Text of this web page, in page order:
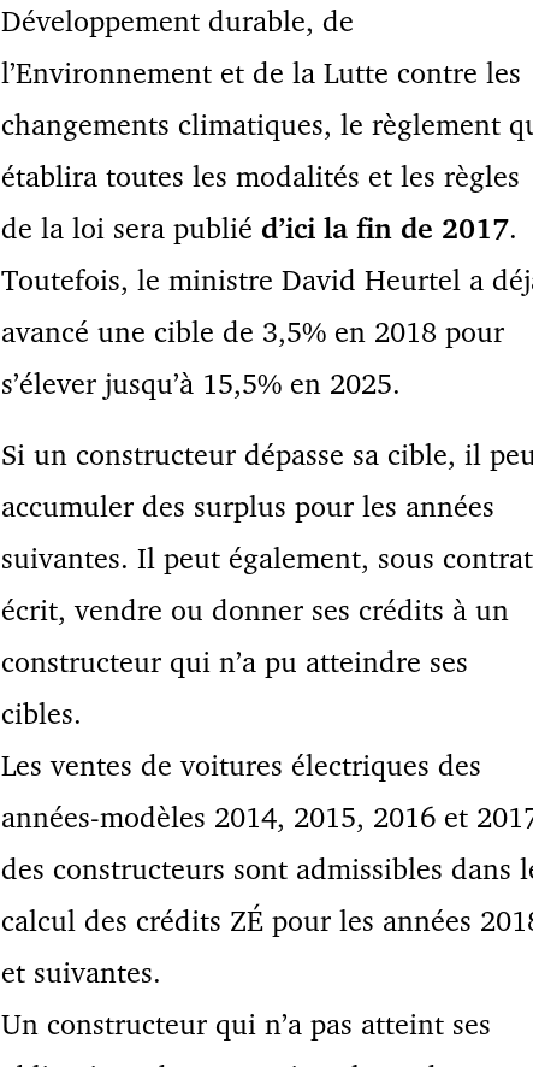
Développement durable, de
l’Environnement et de la Lutte contre les
changements climatiques, le règlement
établira toutes les modalités et les règles
de la loi sera publié d’ici la fin de 2017.
Toutefois, le ministre David Heurtel a
avancé une cible de 3,5% en 2018 pour
s’élever jusqu’à 15,5% en 2025.
Si un constructeur dépasse sa cible, il
accumuler des surplus pour les années
suivantes. Il peut également, sous contrat
écrit, vendre ou donner ses crédits à un
constructeur qui n’a pu atteindre ses
cibles.
Les ventes de voitures électriques des
années-modèles 2014, 2015, 2016 et
des constructeurs sont admissibles dans
calcul des crédits ZÉ pour les années
et suivantes.
Un constructeur qui n’a pas atteint ses